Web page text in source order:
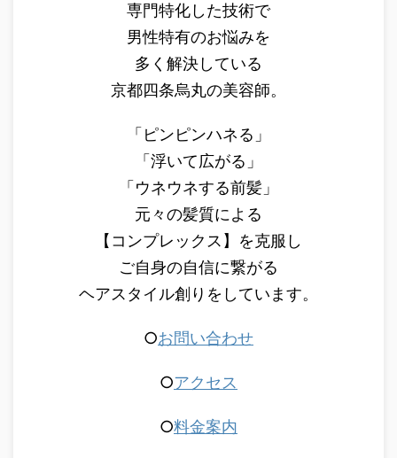
専門特化した技術で
男性特有のお悩みを
多く解決している
京都四条烏丸の美容師。
「ピンピンハネる」
「浮いて広がる」
「ウネウネする前髪」
元々の髪質による
【コンプレックス】を克服し
ご自身の自信に繋がる
ヘアスタイル創りをしています。
○お問い合わせ
○アクセス
○料金案内